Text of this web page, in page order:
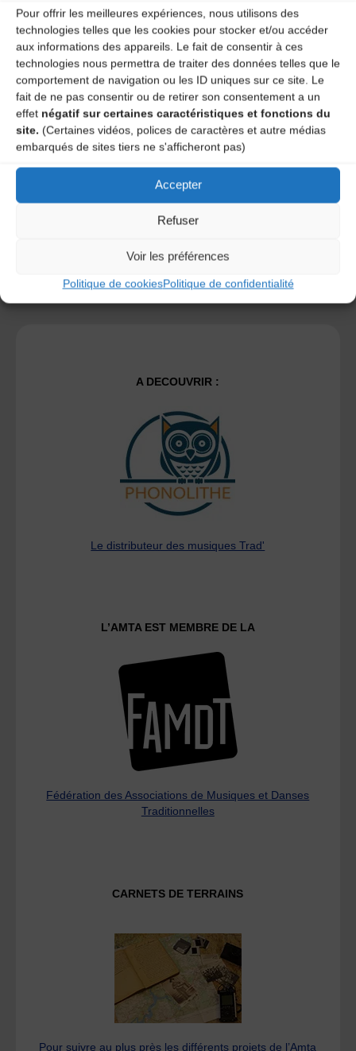
Pour offrir les meilleures expériences, nous utilisons des
technologies telles que les cookies pour stocker et/ou accéder
aux informations des appareils. Le fait de consentir à ces
technologies nous permettra de traiter des données telles que le
comportement de navigation ou les ID uniques sur ce site. Le
fait de ne pas consentir ou de retirer son consentement a un
effet négatif sur certaines caractéristiques et fonctions du
site. (Certaines vidéos, polices de caractères et autre médias
embarqués de sites tiers ne s'afficheront pas)
Accepter
Refuser
Voir les préférences
Politique de cookiesPolitique de confidentialité
Save my name, email, and site URL in my browser for next
time I post a comment.
Ce site utilise Akismet pour réduire les indésirables.
savoir plus sur la façon dont les données de vos
commentaires sont traitées.
A DECOUVRIR :
Le distributeur des musiques Trad'
L’AMTA EST MEMBRE DE LA
Fédération des Associations de Musiques et Danses
Traditionnelles
CARNETS DE TERRAINS
Pour suivre au plus près les différents projets de l’Amta